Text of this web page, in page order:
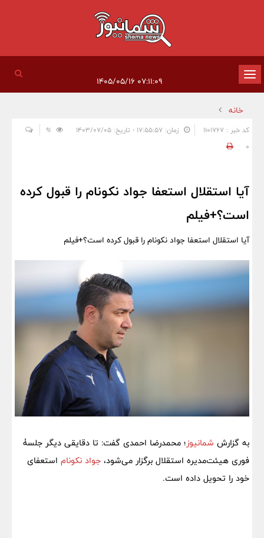
تغییر
وضعیت
ناوبری
خانه
کد خبر : 1101767 زمان: ۱۷:۵۵:۵۷ - تاریخ: ۱۴۰۳/۰۷/۰۵
0
آیا استقلال استعفا جواد نکونام را قبول کرده
است؟+فیلم
آیا استقلال استعفا جواد نکونام را قبول کرده است؟+فیلم
به گزارش شمانیوز؛ محمدرضا احمدی گفت: تا دقایقی دیگر جلسۀ
فوری هیئت‌مدیره استقلال برگزار می‌شود، جواد نکونام استعفای
خود را تحویل داده است.